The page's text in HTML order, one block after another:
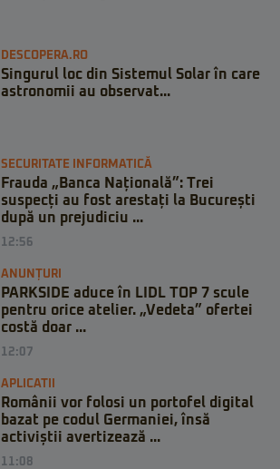
DESCOPERA.RO
Singurul loc din Sistemul Solar în care
astronomii au observat...
SECURITATE INFORMATICĂ
Frauda „Banca Națională”: Trei
suspecți au fost arestați la București
după un prejudiciu ...
12:56
ANUNȚURI
PARKSIDE aduce în LIDL TOP 7 scule
pentru orice atelier. „Vedeta” ofertei
costă doar ...
12:07
APLICATII
Românii vor folosi un portofel digital
bazat pe codul Germaniei, însă
activiștii avertizează ...
11:08